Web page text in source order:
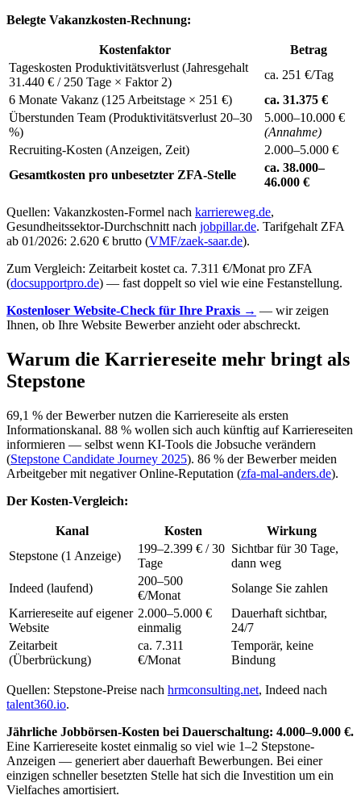
Belegte Vakanzkosten-Rechnung:
Kostenfaktor
Betrag
Tageskosten Produktivitätsverlust (Jahresgehalt
31.440 € / 250 Tage × Faktor 2)
ca. 251 €/Tag
6 Monate Vakanz (125 Arbeitstage × 251 €)
ca. 31.375 €
Überstunden Team (Produktivitätsverlust 20–30
%)
5.000–10.000 €
(Annahme)
Recruiting-Kosten (Anzeigen, Zeit)
2.000–5.000 €
Gesamtkosten pro unbesetzter ZFA-Stelle
ca. 38.000–
46.000 €
Quellen: Vakanzkosten-Formel nach karriereweg.de,
Gesundheitssektor-Durchschnitt nach jobpillar.de. Tarifgehalt ZFA
ab 01/2026: 2.620 € brutto (VMF/zaek-saar.de).
Zum Vergleich: Zeitarbeit kostet ca. 7.311 €/Monat pro ZFA
(docsupportpro.de) — fast doppelt so viel wie eine Festanstellung.
Kostenloser Website-Check für Ihre Praxis → — wir zeigen
Ihnen, ob Ihre Website Bewerber anzieht oder abschreckt.
Warum die Karriereseite mehr bringt als
Stepstone
69,1 % der Bewerber nutzen die Karriereseite als ersten
Informationskanal. 88 % wollen sich auch künftig auf Karriereseiten
informieren — selbst wenn KI-Tools die Jobsuche verändern
(Stepstone Candidate Journey 2025). 86 % der Bewerber meiden
Arbeitgeber mit negativer Online-Reputation (zfa-mal-anders.de).
Der Kosten-Vergleich:
Kanal Kosten
Wirkung
Stepstone (1 Anzeige)
199–2.399 € / 30
Tage
Sichtbar für 30 Tage,
dann weg
Indeed (laufend)
200–500
€/Monat
Solange Sie zahlen
Karriereseite auf eigener
Website
2.000–5.000 €
einmalig
Dauerhaft sichtbar,
24/7
Zeitarbeit
(Überbrückung)
ca. 7.311
€/Monat
Temporär, keine
Bindung
Quellen: Stepstone-Preise nach hrmconsulting.net, Indeed nach
talent360.io.
Jährliche Jobbörsen-Kosten bei Dauerschaltung: 4.000–9.000 €.
Eine Karriereseite kostet einmalig so viel wie 1–2 Stepstone-
Anzeigen — generiert aber dauerhaft Bewerbungen. Bei einer
einzigen schneller besetzten Stelle hat sich die Investition um ein
Vielfaches amortisiert.